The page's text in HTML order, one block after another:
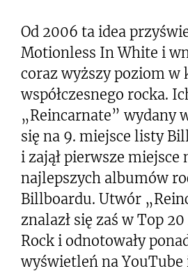
Od 2006 ta idea
Motionless In White i
coraz wyższy poziom w
współczesnego rocka.
„Reincarnate” wydany
się na 9. miejsce listy
i zajął pierwsze miejsce
najlepszych albumów
Billboardu. Utwór
znalazł się zaś w Top
Rock i odnotowały
wyświetleń na YouTube